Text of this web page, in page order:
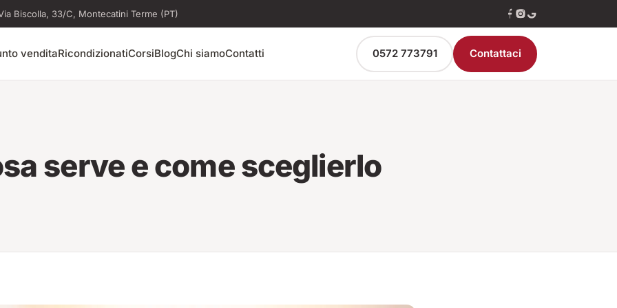
Biscolla, 33/C, Montecatini Terme (PT)
venditaRicondizionatiCorsiBlogChi siamoContatti 0572 773791 Contattaci
serve e come sceglierlo